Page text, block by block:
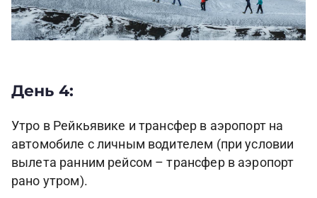
День 4:
Утро в Рейкьявике и трансфер в аэропорт на
автомобиле с личным водителем (при условии
вылета ранним рейсом – трансфер в аэропорт
рано утром).